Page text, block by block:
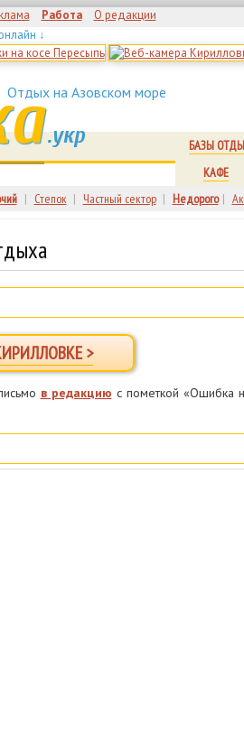
Работа О редакции
↓
Отдых на Азовском море
.укр БАЗЫ
КАФЕ
| Степок | Частный сектор | Недорого |
>
в редакцию с пометкой «Ошибка